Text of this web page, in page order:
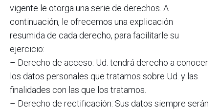
vigente le otorga una serie de derechos. A
continuación, le ofrecemos una explicación
resumida de cada derecho, para facilitarle su
ejercicio:
– Derecho de acceso: Ud. tendrá derecho a conocer
los datos personales que tratamos sobre Ud. y las
finalidades con las que los tratamos.
– Derecho de rectificación: Sus datos siempre serán